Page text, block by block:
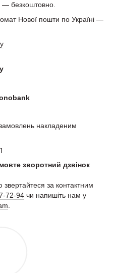
— безкоштовно.
Нової пошти по Україні —
накладеним
зворотний дзвінок
за контактним
72-94 чи напишіть нам у